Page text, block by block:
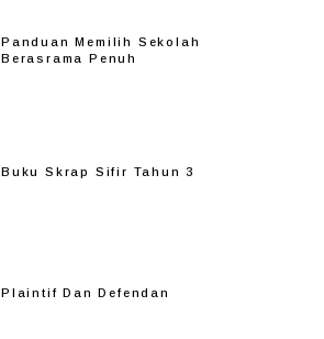
Panduan Memilih Sekolah
Berasrama Penuh
Buku Skrap Sifir Tahun 3
Plaintif Dan Defendan